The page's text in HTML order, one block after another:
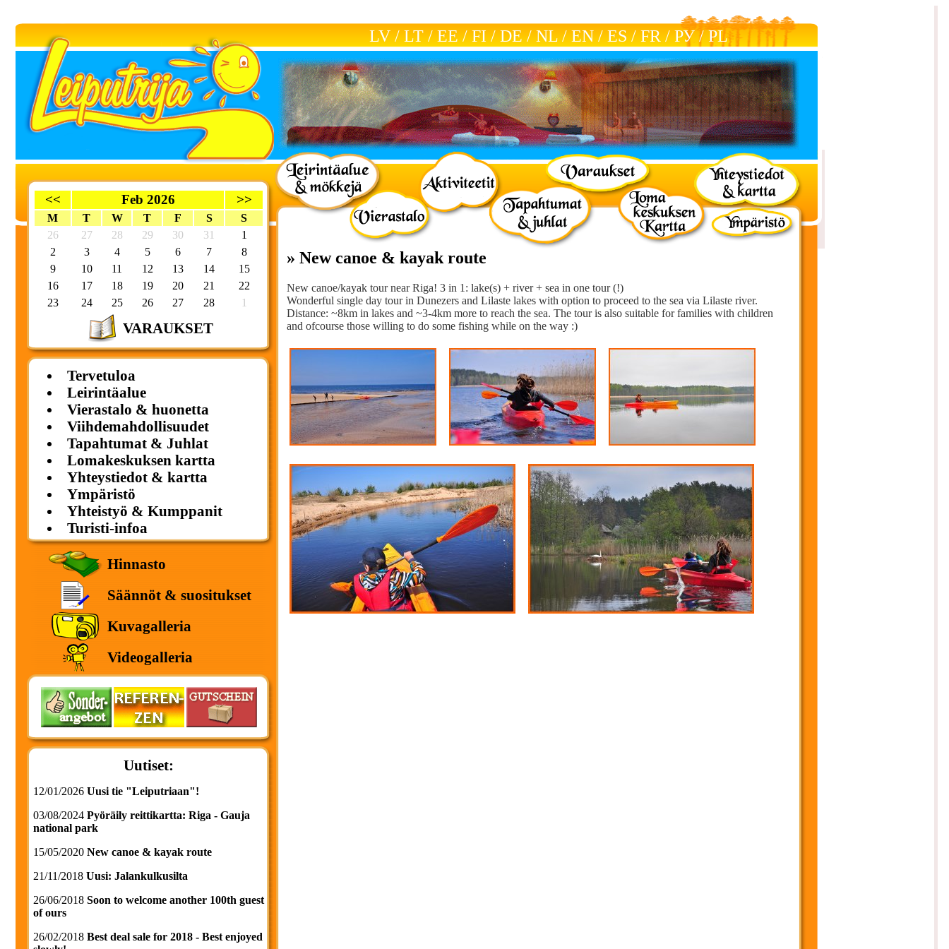
LV / LT / EE / FI / DE / NL / EN / ES / FR / РУ/РL
<< Feb 2026 >>
M T W T F S
S
26
27 28 29 30 31
1
2
3 4 5 6 7
8
9
10 11 12 13 14
15
16
17 18 19 20 21
22
23
24 25 26 27 28 1
VARAUKSET
Tervetuloa
Leirintäalue
Vierastalo & huonetta
Viihdemahdollisuudet
Tapahtumat & Juhlat
Lomakeskuksen kartta
Yhteystiedot & kartta
Ympäristö
Yhteistyö & Kumppanit
Turisti-infoa
Hinnasto
Säännöt & suositukset
Kuvagalleria
Videogalleria
Uutiset:
12/01/2026 Uusi tie "Leiputriaan"!
03/08/2024 Pyöräily reittikartta: Riga - Gauja
national park
15/05/2020 New canoe & kayak route
21/11/2018 Uusi: Jalankulkusilta
26/06/2018 Soon to welcome another 100th guest
of ours
26/02/2018 Best deal sale for 2018 - Best enjoyed
» New canoe & kayak route
New canoe/kayak tour near Riga! 3 in 1: lake(s) + river + sea in one tour (!)
Wonderful single day tour in Dunezers and Lilaste lakes with option to proceed to the sea via Lilaste river.
Distance: ~8km in lakes and ~3-4km more to reach the sea. The tour is also suitable for families with children
and ofcourse those willing to do some fishing while on the way :)